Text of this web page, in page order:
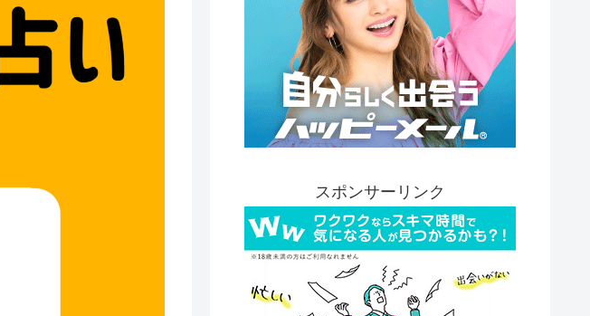
スポンサーリンク